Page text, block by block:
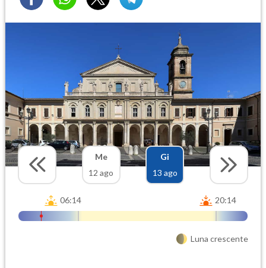
Me
12 ago
Gi
13 ago
06:14 20:14
Luna crescente